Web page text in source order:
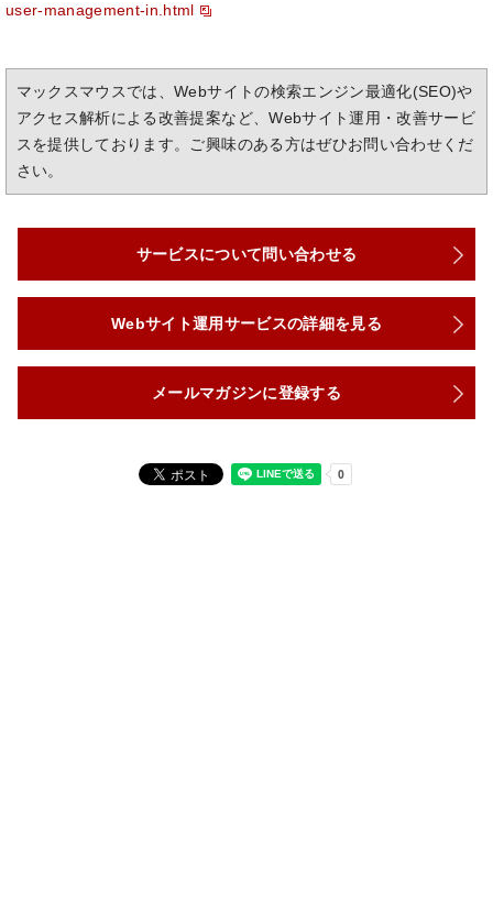
user-management-in.html
マックスマウスでは、Webサイトの検索エンジン最適化(SEO)や
アクセス解析による改善提案など、Webサイト運用・改善サービ
スを提供しております。ご興味のある方はぜひお問い合わせくだ
さい。
サービスについて問い合わせる
Webサイト運用サービスの詳細を見る
メールマガジンに登録する